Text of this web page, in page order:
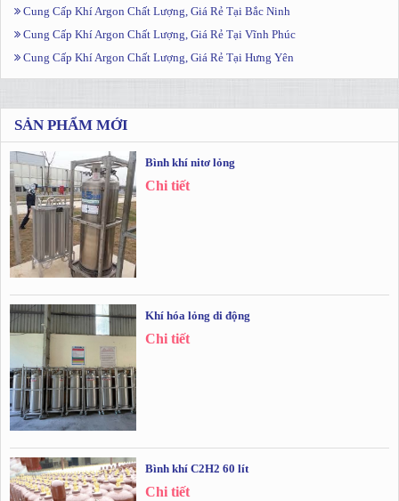
Cung Cấp Khí Argon Chất Lượng, Giá Rẻ Tại Bắc Ninh
Cung Cấp Khí Argon Chất Lượng, Giá Rẻ Tại Vĩnh Phúc
Cung Cấp Khí Argon Chất Lượng, Giá Rẻ Tại Hưng Yên
SẢN PHẨM MỚI
Bình khí nitơ lỏng
Chi tiết
Khí hóa lỏng di động
Chi tiết
Bình khí C2H2 60 lít
Chi tiết